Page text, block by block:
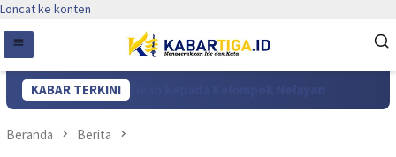
Loncat ke konten
KABAR TERKINI
Ikan kepada Kelompok Nelayan
Beranda Berita